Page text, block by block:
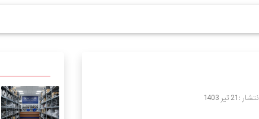
: 21 تیر 1403